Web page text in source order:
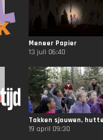
Meneer Papier
13 juli 06:40
19 april 09:30